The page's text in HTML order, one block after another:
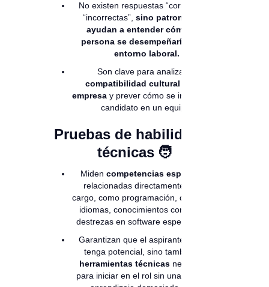
No existen respuestas “correctas” o
“incorrectas”, sino patrones que
ayudan a entender cómo una
persona se desempeñaría en un
entorno laboral.
Son clave para analizar la
compatibilidad cultural con la
empresa y prever cómo se integrará el
candidato en un equipo.
Pruebas de habilidades
técnicas 🧑
Miden competencias específicas
relacionadas directamente con el
cargo, como programación, dominio de
idiomas, conocimientos contables o
destrezas en software especializado.
Garantizan que el aspirante no solo
tenga potencial, sino también las
herramientas técnicas necesarias
para iniciar en el rol sin una curva de